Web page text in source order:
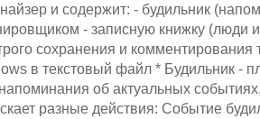
и содержит: - будильник
- записную книжку (люди
сохранения и комментирования
в текстовый файл * Будильник -
об актуальных
разные действия: Событие